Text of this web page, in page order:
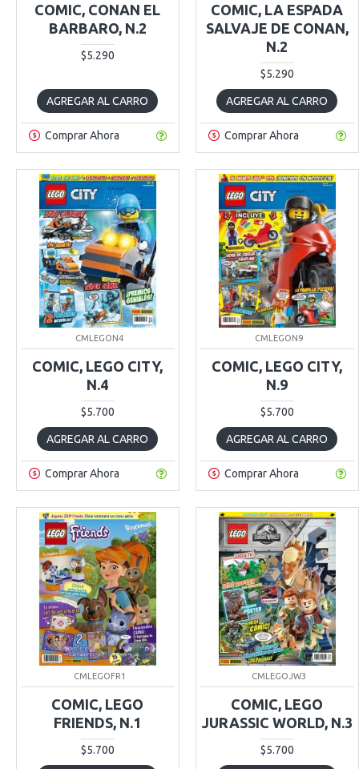
COMIC, CONAN EL
BARBARO, N.2
$5.290
AGREGAR AL CARRO
Comprar Ahora
COMIC, LA ESPADA
SALVAJE DE CONAN,
N.2
$5.290
AGREGAR AL CARRO
Comprar Ahora
CMLEGON4
COMIC, LEGO CITY,
N.4
$5.700
AGREGAR AL CARRO
Comprar Ahora
CMLEGON9
COMIC, LEGO CITY,
N.9
$5.700
AGREGAR AL CARRO
Comprar Ahora
CMLEGOFR1
COMIC, LEGO
FRIENDS, N.1
$5.700
CMLEGOJW3
COMIC, LEGO
JURASSIC WORLD, N.3
$5.700